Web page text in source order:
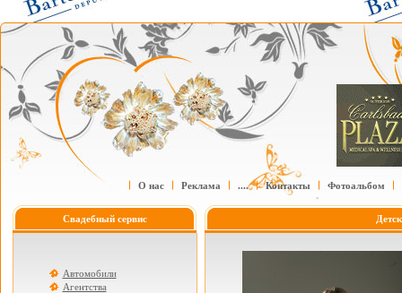
О нас Реклама .... Контакты Фотоальбом
Свадебный сервис
Автомобили
Агентства